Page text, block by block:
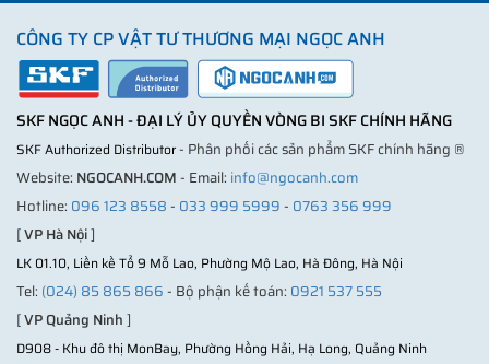
CÔNG TY CP VẬT TƯ THƯƠNG MẠI NGỌC ANH
SKF NGỌC ANH - ĐẠI LÝ ỦY QUYỀN VÒNG BI SKF CHÍNH HÃNG
SKF Authorized Distributor- Phân phối các sản phẩm SKF chính hãng ®
Website: NGOCANH.COM- Email: info@ngocanh.com
Hotline: 096 123 8558- 033 999 5999- 0763 356 999
[VP Hà Nội]
LK 01.10, Liền kề Tổ 9 Mỗ Lao, Phường Mộ Lao, Hà Đông, Hà Nội
Tel: (024) 85 865 866- Bộ phận kế toán: 0921 537 555
[VP Quảng Ninh]
D908 - Khu đô thị MonBay, Phường Hồng Hải, Hạ Long, Quảng Ninh